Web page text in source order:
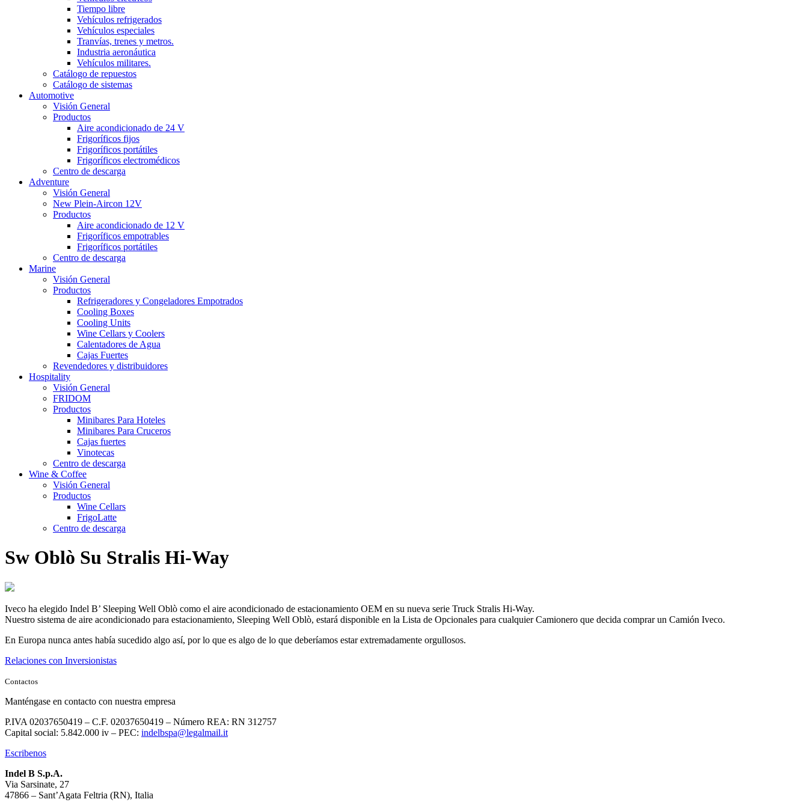
Tiempo libre
Vehículos refrigerados
Vehículos especiales
Tranvías, trenes y metros.
Industria aeronáutica
Vehículos militares.
Catálogo de repuestos
Catálogo de sistemas
Automotive
Visión General
Productos
Aire acondicionado de 24 V
Frigoríficos fijos
Frigoríficos portátiles
Frigoríficos electromédicos
Centro de descarga
Adventure
Visión General
New Plein-Aircon 12V
Productos
Aire acondicionado de 12 V
Frigoríficos empotrables
Frigoríficos portátiles
Centro de descarga
Marine
Visión General
Productos
Refrigeradores y Congeladores Empotrados
Cooling Boxes
Cooling Units
Wine Cellars y Coolers
Calentadores de Agua
Cajas Fuertes
Revendedores y distribuidores
Hospitality
Visión General
FRIDOM
Productos
Minibares Para Hoteles
Minibares Para Cruceros
Cajas fuertes
Vinotecas
Centro de descarga
Wine & Coffee
Visión General
Productos
Wine Cellars
FrigoLatte
Centro de descarga
Sw Oblò Su Stralis Hi-Way
Iveco ha elegido Indel B’ Sleeping Well Oblò como el aire acondicionado de estacionamiento OEM en su nueva serie Truck Stralis Hi-Way.
Nuestro sistema de aire acondicionado para estacionamiento, Sleeping Well Oblò, estará disponible en la Lista de Opcionales para cualquier Camionero que decida comprar un Camión Iveco.
En Europa nunca antes había sucedido algo así, por lo que es algo de lo que deberíamos estar extremadamente orgullosos.
Relaciones con Inversionistas
Contactos
Manténgase en contacto con nuestra empresa
P.IVA 02037650419 – C.F. 02037650419 – Número REA: RN 312757
Capital social: 5.842.000 iv – PEC: indelbspa@legalmail.it
Escribenos
Indel B S.p.A.
Via Sarsinate, 27
47866 – Sant’Agata Feltria (RN), Italia